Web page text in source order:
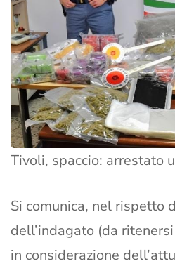
Tivoli, spaccio: arrestato
Si comunica, nel rispetto
dell’indagato (da
in considerazione